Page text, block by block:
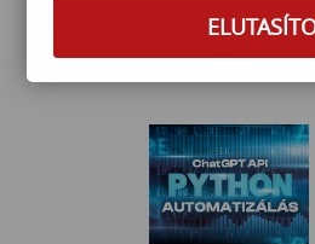
105 000Ft